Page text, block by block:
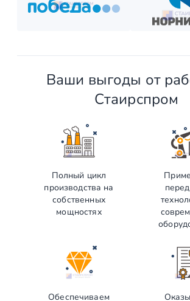
Ваши выгоды от
Стаирспром
Полный цикл
производства на
собственных
мощностях
Обеспечиваем